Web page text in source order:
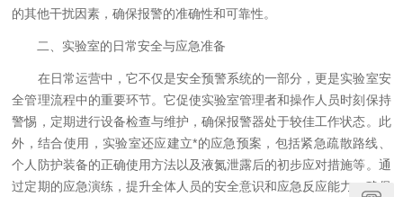
的其他干扰因素，确保报警的准确性和可靠性。
二、实验室的日常安全与应急准备
在日常运营中，它不仅是安全预警系统的一部分，更是实验室安
全管理流程中的重要环节。它促使实验室管理者和操作人员时刻保持
警惕，定期进行设备检查与维护，确保报警器处于较佳工作状态。此
外，结合使用，实验室还应建立*的应急预案，包括紧急疏散路线、
个人防护装备的正确使用方法以及液氮泄露后的初步应对措施等。通
过定期的应急演练，提升全体人员的安全意识和应急反应能力，确保